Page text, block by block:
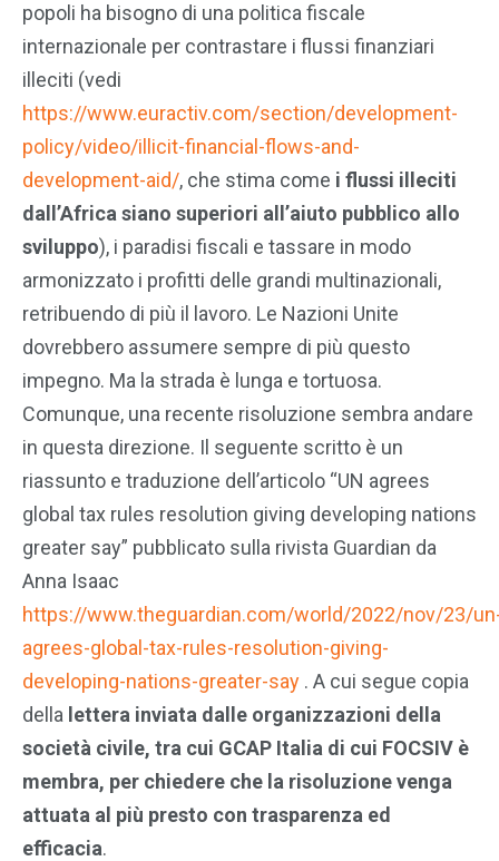
popoli ha bisogno di una politica fiscale
internazionale per contrastare i flussi finanziari
illeciti (vedi
https://www.euractiv.com/section/development-
policy/video/illicit-financial-flows-and-
development-aid/, che stima come i flussi illeciti
dall’Africa siano superiori all’aiuto pubblico allo
sviluppo), i paradisi fiscali e tassare in modo
armonizzato i profitti delle grandi multinazionali,
retribuendo di più il lavoro. Le Nazioni Unite
dovrebbero assumere sempre di più questo
impegno. Ma la strada è lunga e tortuosa.
Comunque, una recente risoluzione sembra andare
in questa direzione. Il seguente scritto è un
riassunto e traduzione dell’articolo “UN agrees
global tax rules resolution giving developing nations
greater say” pubblicato sulla rivista Guardian da
Anna Isaac
https://www.theguardian.com/world/2022/nov/23/
agrees-global-tax-rules-resolution-giving-
developing-nations-greater-say . A cui segue copia
della lettera inviata dalle organizzazioni della
società civile, tra cui GCAP Italia di cui FOCSIV è
membra, per chiedere che la risoluzione venga
attuata al più presto con trasparenza ed
efficacia.